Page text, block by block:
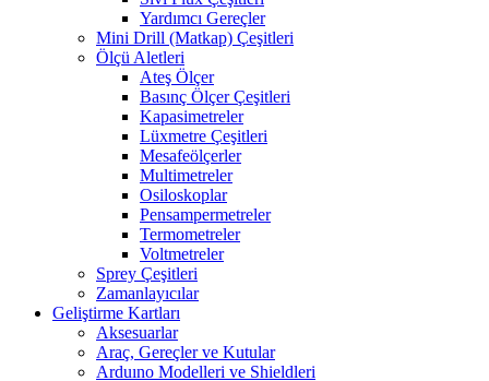
Yardımcı Gereçler
Mini Drill (Matkap) Çeşitleri
Ölçü Aletleri
Ateş Ölçer
Basınç Ölçer Çeşitleri
Kapasimetreler
Lüxmetre Çeşitleri
Mesafeölçerler
Multimetreler
Osiloskoplar
Pensampermetreler
Termometreler
Voltmetreler
Sprey Çeşitleri
Zamanlayıcılar
Geliştirme Kartları
Aksesuarlar
Araç, Gereçler ve Kutular
Arduıno Modelleri ve Shieldleri